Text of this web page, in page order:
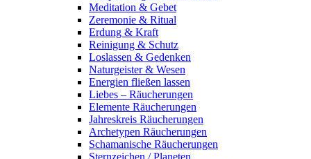
Meditation & Gebet
Zeremonie & Ritual
Erdung & Kraft
Reinigung & Schutz
Loslassen & Gedenken
Naturgeister & Wesen
Energien fließen lassen
Liebes – Räucherungen
Elemente Räucherungen
Jahreskreis Räucherungen
Archetypen Räucherungen
Schamanische Räucherungen
Sternzeichen / Planeten